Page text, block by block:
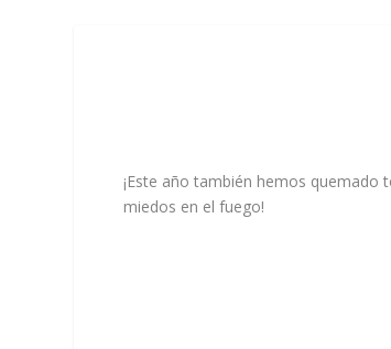
¡Este año también hemos quemado
miedos en el fuego!